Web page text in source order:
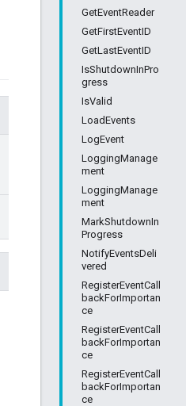
GetEventReader
GetFirstEventID
GetLastEventID
IsShutdownInPro
gress
IsValid
LoadEvents
LogEvent
LoggingManage
ment
LoggingManage
ment
MarkShutdownIn
Progress
NotifyEventsDeli
vered
RegisterEventCall
backForImportan
ce
RegisterEventCall
backForImportan
ce
RegisterEventCall
backForImportan
ce